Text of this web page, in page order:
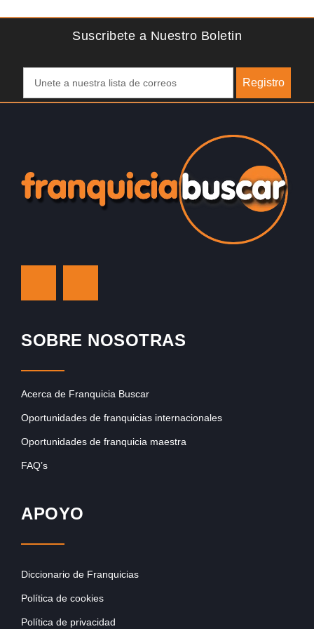
Suscribete a Nuestro Boletin
Registro
SOBRE NOSOTRAS
Acerca de Franquicia Buscar
Oportunidades de franquicias internacionales
Oportunidades de franquicia maestra
FAQ’s
APOYO
Diccionario de Franquicias
Política de cookies
Política de privacidad